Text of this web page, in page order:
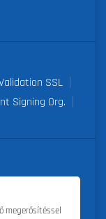
SSL
Signing Org.
megerősítéssel